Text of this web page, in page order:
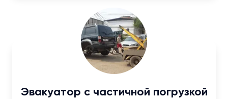
Эвакуатор с частичной погрузкой